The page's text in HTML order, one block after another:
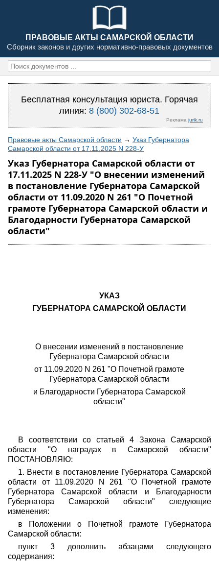
ПРАВОВЫЕ АКТЫ САМАРСКОЙ ОБЛАСТИ
Сборник законов и других нормативно-правовых документов
Бесплатная консультация юриста. Горячая
линия:8 (800) 302-68-51
Реклама jurik.ru
Правовые акты Самарской области → Указ Губернатора
Самарской области от 17.11.2025 N 228-У
Указ Губернатора Самарской области от
17.11.2025 N 228-У "О внесении изменений
в постановление Губернатора Самарской
области от 11.09.2020 N 261 "О Почетной
грамоте Губернатора Самарской области и
Благодарности Губернатора Самарской
области"
УКАЗ
ГУБЕРНАТОРА САМАРСКОЙ ОБЛАСТИ
О внесении изменений в постановление
Губернатора Самарской области
от 11.09.2020 N 261 "О Почетной грамоте
Губернатора Самарской области
и Благодарности Губернатора Самарской
области"
В соответствии со статьей 4 Закона Самарской
области "О наградах в Самарской области"
ПОСТАНОВЛЯЮ:
1. Внести в постановление Губернатора Самарской
области от 11.09.2020 N 261 "О Почетной грамоте
Губернатора Самарской области и Благодарности
Губернатора Самарской области" следующие
изменения:
в Положении о Почетной грамоте Губернатора
Самарской области:
пункт 3 дополнить абзацами следующего
содержания: